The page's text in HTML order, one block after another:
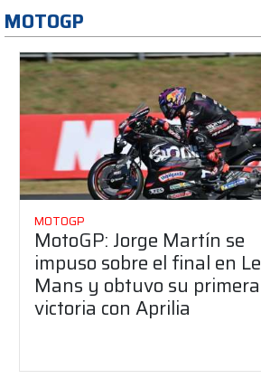
MOTOGP
MOTOGP
MotoGP: Jorge Martín se
impuso sobre el final en Le
Mans y obtuvo su primera
victoria con Aprilia